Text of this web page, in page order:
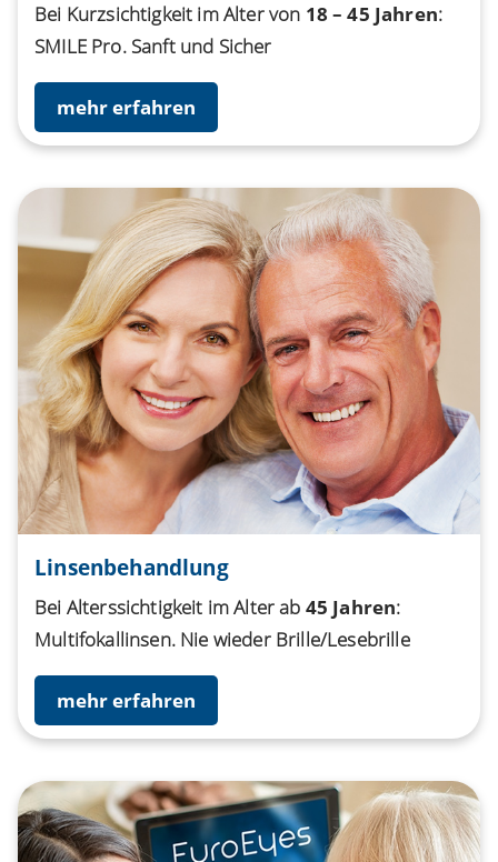
Bei Kurzsichtigkeit im Alter von 18 – 45 Jahren:
SMILE Pro. Sanft und Sicher
mehr erfahren
Linsenbehandlung
Bei Alterssichtigkeit im Alter ab 45 Jahren:
Multifokallinsen. Nie wieder Brille/Lesebrille
mehr erfahren